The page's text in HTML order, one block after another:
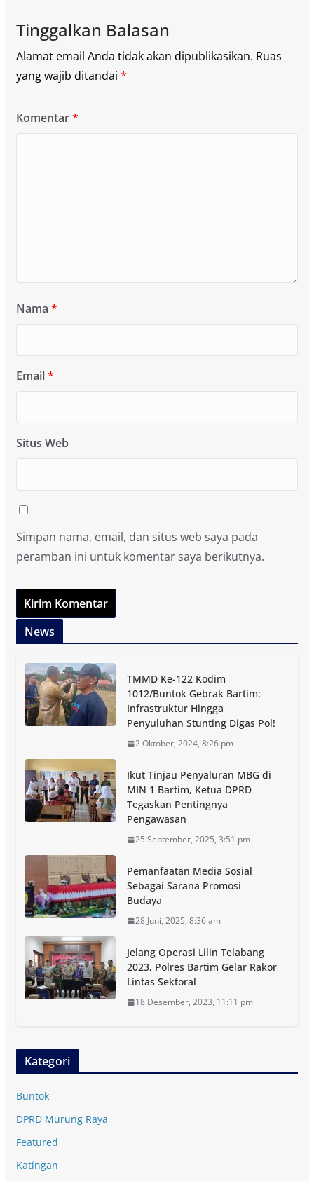
Tinggalkan Balasan
Alamat email Anda tidak akan dipublikasikan. Ruas
yang wajib ditandai *
Komentar*
Nama *
Email*
Situs Web
Simpan nama, email, dan situs web saya pada
peramban ini untuk komentar saya berikutnya.
News
TMMD Ke-122 Kodim
1012/Buntok Gebrak Bartim:
Infrastruktur Hingga
Penyuluhan Stunting Digas Pol!
2 Oktober, 2024, 8:26 pm
Ikut Tinjau Penyaluran MBG di
MIN 1 Bartim, Ketua DPRD
Tegaskan Pentingnya
Pengawasan
25 September, 2025, 3:51 pm
Pemanfaatan Media Sosial
Sebagai Sarana Promosi
Budaya
28 Juni, 2025, 8:36 am
Jelang Operasi Lilin Telabang
2023, Polres Bartim Gelar Rakor
Lintas Sektoral
18 Desember, 2023, 11:11 pm
Kategori
Buntok
DPRD Murung Raya
Featured
Katingan